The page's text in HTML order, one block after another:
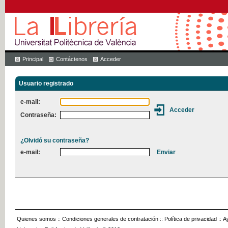
Principal Contáctenos Acceder
Usuario registrado
e-mail:
Contraseña:
¿Olvidó su contraseña?
e-mail:
Quienes somos :: Condiciones generales de contratación :: Política de privacidad ::